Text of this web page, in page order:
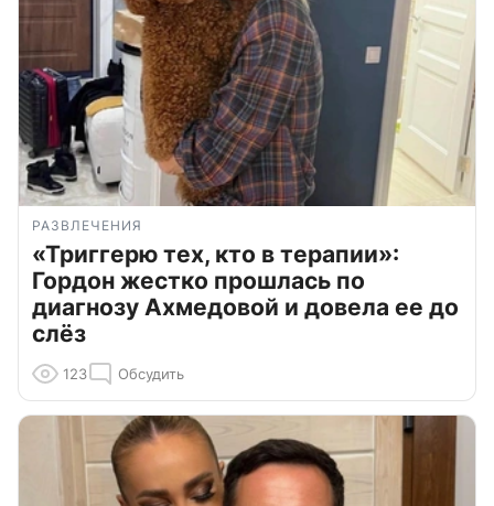
РАЗВЛЕЧЕНИЯ
«Триггерю тех, кто в терапии»:
Гордон жестко прошлась по
диагнозу Ахмедовой и довела ее до
слёз
123 Обсудить